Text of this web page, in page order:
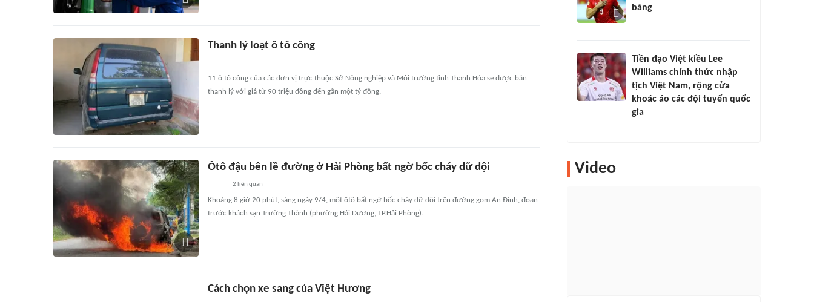
Thanh lý loạt ô tô công
11 ô tô công của các đơn vị trực thuộc Sở Nông nghiệp và Môi trường tỉnh Thanh Hóa sẽ được bán
thanh lý với giá từ 90 triệu đồng đến gần một tỷ đồng.
Ôtô đậu bên lề đường ở Hải Phòng bất ngờ bốc cháy dữ dội
2 liên quan
Khoảng 8 giờ 20 phút, sáng ngày 9/4, một ôtô bất ngờ bốc cháy dữ dội trên đường gom An Định, đoạn
trước khách sạn Trường Thành (phường Hải Dương, TP.Hải Phòng).
Cách chọn xe sang của Việt Hương
bảng
Tiền đạo Việt kiều Lee
Williams chính thức nhập
tịch Việt Nam, rộng cửa
khoác áo các đội tuyển quốc
gia
Video